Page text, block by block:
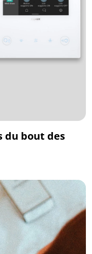
du bout des